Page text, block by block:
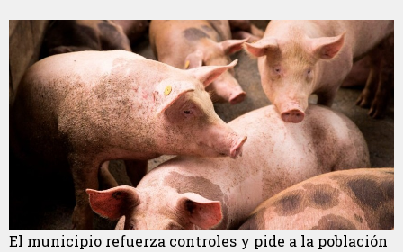
El municipio refuerza controles y pide a la población